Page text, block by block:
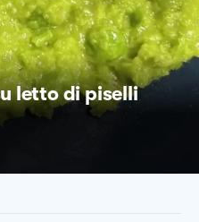
letto di piselli